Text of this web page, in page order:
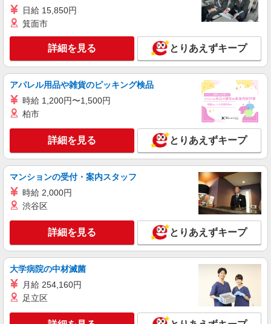
日給 15,850円
箕面市
詳細を見る とりあえずキープ
アパレル用品や雑貨のピッキング検品
時給 1,200円〜1,500円
柏市
詳細を見る とりあえずキープ
マンションの受付・案内スタッフ
時給 2,000円
渋谷区
詳細を見る とりあえずキープ
大学病院の中材滅菌
月給 254,160円
足立区